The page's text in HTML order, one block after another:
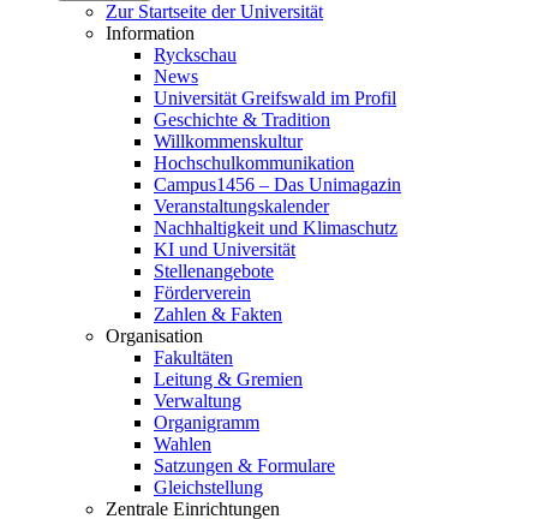
Zur Startseite der Universität
Information
Ryckschau
News
Universität Greifswald im Profil
Geschichte & Tradition
Willkommenskultur
Hochschulkommunikation
Campus1456 – Das Unimagazin
Veranstaltungskalender
Nachhaltigkeit und Klimaschutz
KI und Universität
Stellenangebote
Förderverein
Zahlen & Fakten
Organisation
Fakultäten
Leitung & Gremien
Verwaltung
Organigramm
Wahlen
Satzungen & Formulare
Gleichstellung
Zentrale Einrichtungen